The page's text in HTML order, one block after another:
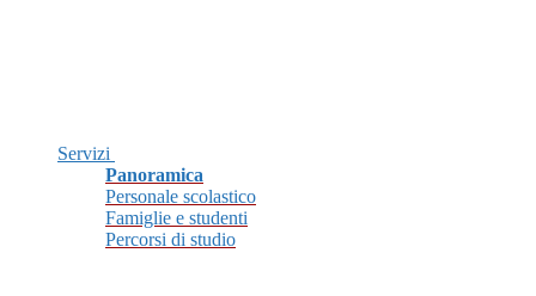
Servizi
Panoramica
Personale scolastico
Famiglie e studenti
Percorsi di studio